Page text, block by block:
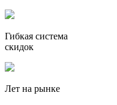
Гибкая система
скидок
Лет на рынке